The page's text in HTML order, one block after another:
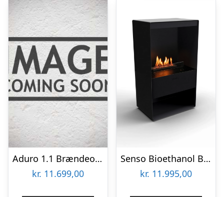
Aduro 1.1 Brændeovn
kr. 11.699,00
Senso Bioethanol Brændeovn
kr. 11.995,00